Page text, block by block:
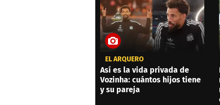
EL ARQUERO
Así es la vida privada de
Vozinha: cuántos hijos tiene
y su pareja